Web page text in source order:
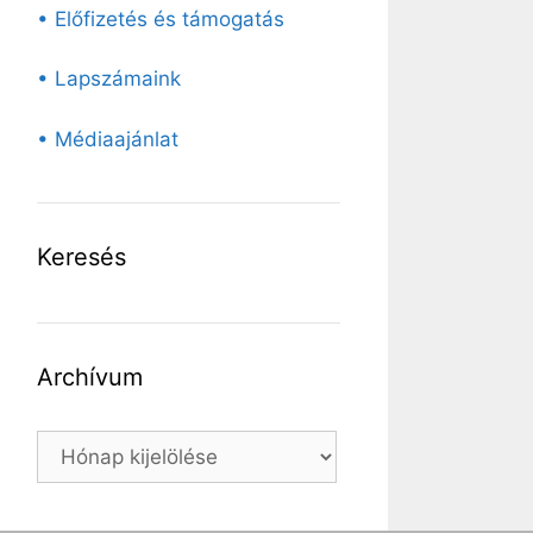
• Előfizetés és támogatás
• Lapszámaink
• Médiaajánlat
Keresés
Archívum
Archívum